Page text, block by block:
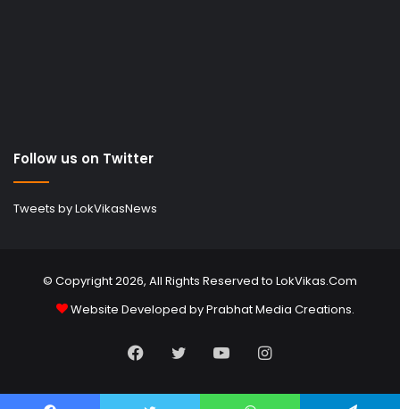
Follow us on Twitter
Tweets by LokVikasNews
© Copyright 2026, All Rights Reserved to LokVikas.Com
Website Developed byPrabhat Media Creations.
Facebook
TwitterYouTubeInstagram